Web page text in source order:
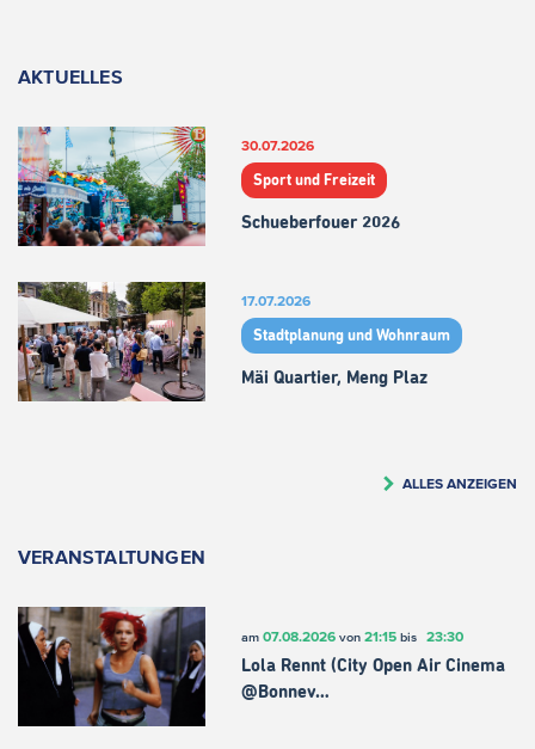
AKTUELLES
30.07.2026
Sport und Freizeit
Schueberfouer 2026
17.07.2026
Stadtplanung und Wohnraum
Mäi Quartier, Meng Plaz
ALLES ANZEIGEN
VERANSTALTUNGEN
am 07.08.2026von 21:15bis 23:30
Lola Rennt (City Open Air Cinema
@Bonnev…